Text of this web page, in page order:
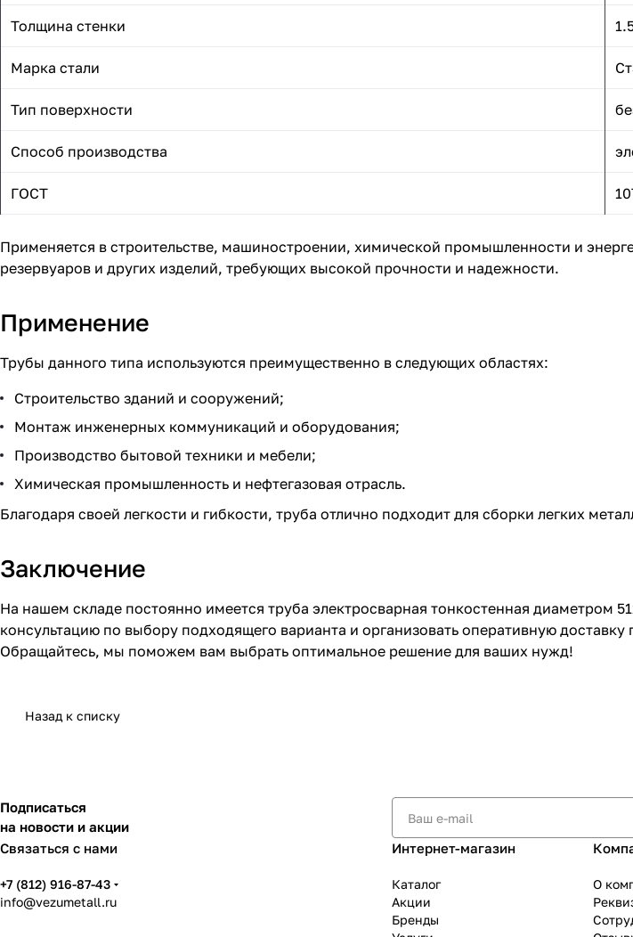
Толщина стенки
Марка стали
Тип поверхности
Способ производства
ГОСТ
Применяется в строительстве, машиностроении, химической промышленности и
резервуаров и других изделий, требующих высокой прочности и надежности.
Применение
Трубы данного типа используются преимущественно в следующих областях:
Строительство зданий и сооружений;
Монтаж инженерных коммуникаций и оборудования;
Производство бытовой техники и мебели;
Химическая промышленность и нефтегазовая отрасль.
Благодаря своей легкости и гибкости, труба отлично подходит для сборки легких
Заключение
На нашем складе постоянно имеется труба электросварная тонкостенная диаметром
консультацию по выбору подходящего варианта и организовать оперативную
Обращайтесь, мы поможем вам выбрать оптимальное решение для ваших нужд!
Назад к списку
Подписаться
на новости и акции
Связаться с нами
+7 (812) 916-87-43
info@vezumetall.ru
Интернет-магазин
Каталог
Акции
Бренды
О